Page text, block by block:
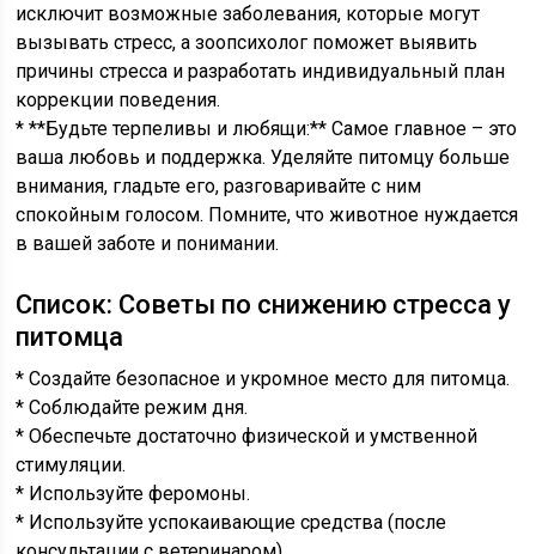
исключит возможные заболевания, которые могут
вызывать стресс, а зоопсихолог поможет выявить
причины стресса и разработать индивидуальный план
коррекции поведения.
* **Будьте терпеливы и любящи:** Самое главное – это
ваша любовь и поддержка. Уделяйте питомцу больше
внимания, гладьте его, разговаривайте с ним
спокойным голосом. Помните, что животное нуждается
в вашей заботе и понимании.
Список: Советы по снижению стресса у
питомца
* Создайте безопасное и укромное место для питомца.
* Соблюдайте режим дня.
* Обеспечьте достаточно физической и умственной
стимуляции.
* Используйте феромоны.
* Используйте успокаивающие средства (после